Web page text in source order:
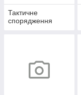
Тактичне
спорядження